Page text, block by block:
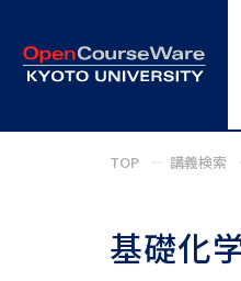
TOP 講義検索
基礎化